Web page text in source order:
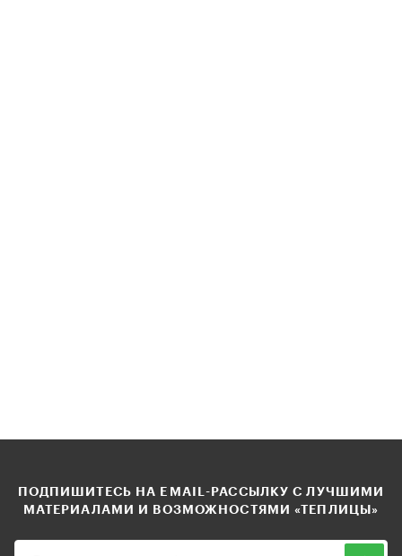
ПОДПИШИТЕСЬ НА EMAIL-РАССЫЛКУ С ЛУЧШИМИ
МАТЕРИАЛАМИ И ВОЗМОЖНОСТЯМИ «ТЕПЛИЦЫ»